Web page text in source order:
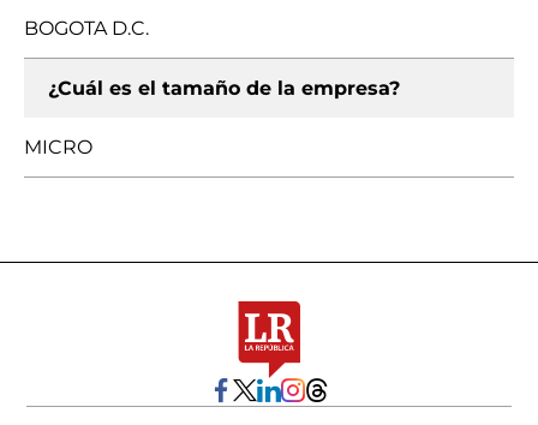
BOGOTA D.C.
¿Cuál es el tamaño de la empresa?
MICRO